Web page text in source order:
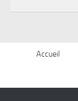
Accueil